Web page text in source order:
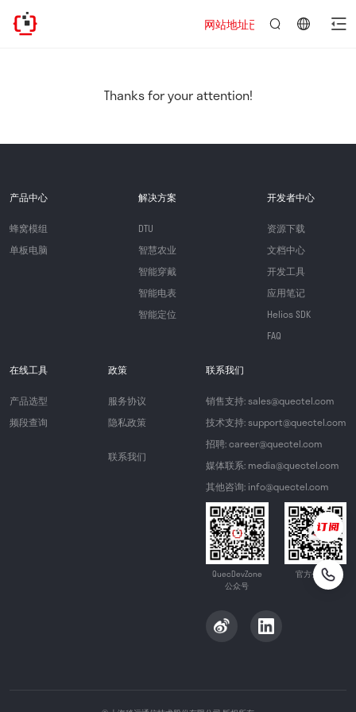
网站地址已迁移，欢迎访问
Thanks for your attention!
产品中心
蜂窝模组
单板电脑
解决方案
DTU
智慧农业
智能穿戴
智能电表
智能定位
开发者中心
资源下载
文档中心
开发工具
应用笔记
Helios SDK
FAQ
在线工具
产品选型
频段查询
政策
服务协议
隐私政策
联系我们
联系我们
销售支持: sales@quectel.com
技术支持: support@quectel.com
招聘: career@quectel.com
媒体联系: media@quectel.com
其他咨询: info@quectel.com
QuecDevZone
公众号
官方公众号